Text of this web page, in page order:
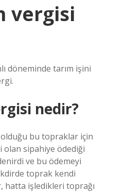
vergisi
döneminde tarım işini
nedir?
bu topraklar için
olan sipahiye ödediği
ve bu ödemeyi
toprak kendi
hatta işledikleri toprağı